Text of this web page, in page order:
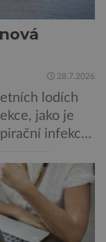
28.7.2026
lodích
jako je
infekce,
na
odborníky.
zažehnáno.
[…]